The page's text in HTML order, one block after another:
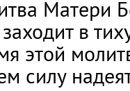
Матери
в
этой
силу